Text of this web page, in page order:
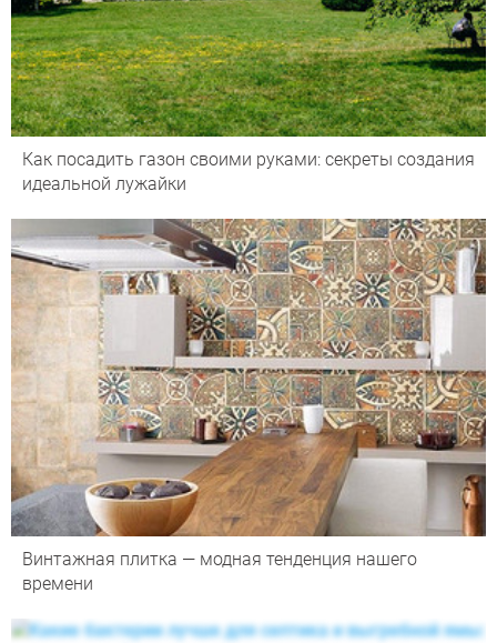
Как посадить газон своими руками: секреты создания
идеальной лужайки
Винтажная плитка — модная тенденция нашего
времени